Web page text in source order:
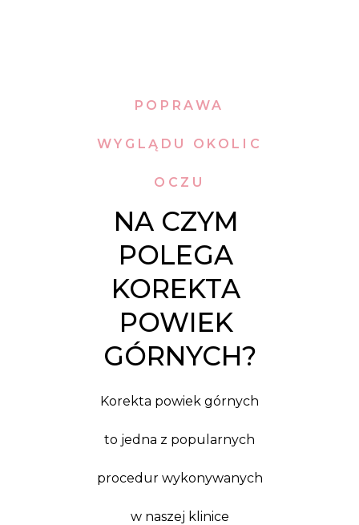
POPRAWA
WYGLĄDU OKOLIC
OCZU
NA CZYM
POLEGA
KOREKTA
POWIEK
GÓRNYCH?
Korekta powiek górnych
to jedna z popularnych
procedur wykonywanych
w naszej klinice